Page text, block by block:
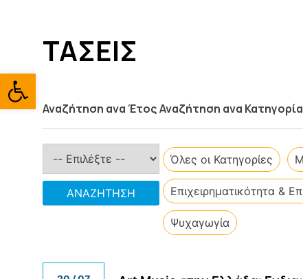
Ανοίξτε τη γραμμή
ΤΆΣΕΙΣ
Αναζήτηση ανα Έτος
ΑΝΑΖΉΤΗΣΗ
Αναζήτηση ανα Κατηγορία
Όλες οι Κατηγορίες
Επιχειρηματικότητα &
Ψυχαγωγία